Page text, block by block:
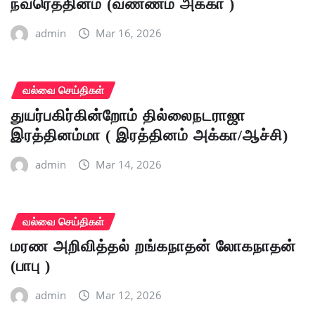
நவரெத்தினம் (வண்ணம் அக்கா )
admin Mar 16, 2026
வல்வை செய்திகள்
துயர்பகிர்கின்றோம் தில்லைநடராஜா
இரத்தினம்மா ( இரத்தினம் அக்கா/ஆச்சி)
admin Mar 14, 2026
வல்வை செய்திகள்
மரண அறிவித்தல் றங்கநாதன் லோகநாதன்
(பாபு )
admin Mar 12, 2026